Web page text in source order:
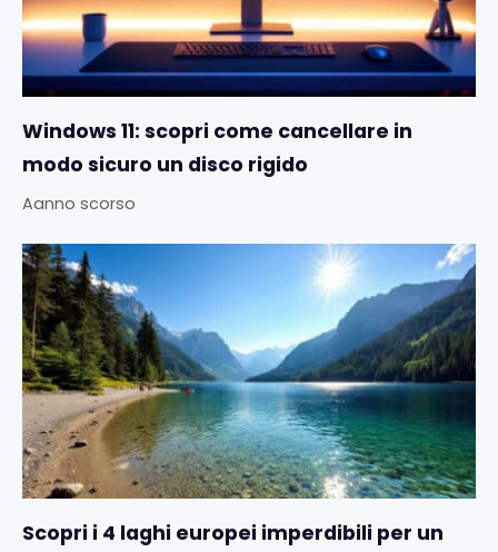
Windows 11: scopri come cancellare in
modo sicuro un disco rigido
Aanno scorso
Scopri i 4 laghi europei imperdibili per un